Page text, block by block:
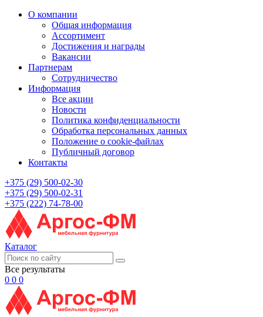
О компании
Общая информация
Ассортимент
Достижения и награды
Вакансии
Партнерам
Сотрудничество
Информация
Все акции
Новости
Политика конфиденциальности
Обработка персональных данных
Положение о cookie-файлах
Публичный договор
Контакты
+375 (29) 500-02-30
+375 (29) 500-02-31
+375 (222) 74-78-00
Каталог
Все результаты
0 0 0